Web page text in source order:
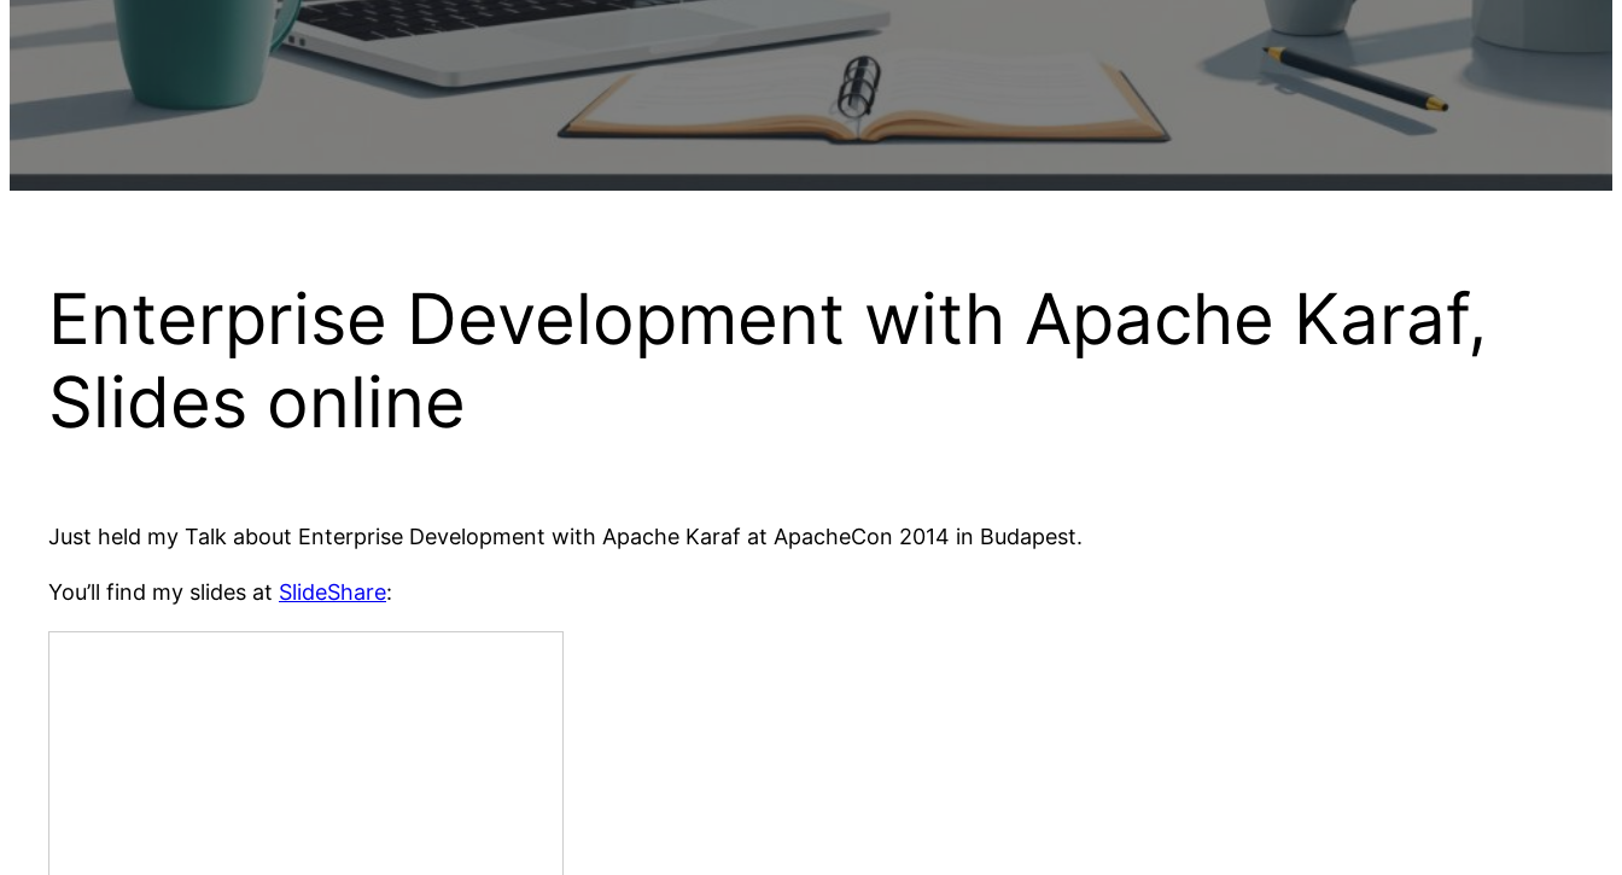
Enterprise Development with Apache Karaf,
Slides online
Just held my Talk about Enterprise Development with Apache Karaf at ApacheCon 2014 in Budapest.
You’ll find my slides at SlideShare: